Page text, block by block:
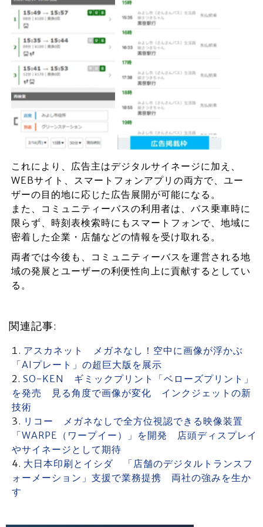
これにより、広告主はデジタルサイネージに加え、
WEBサイト、スマートフォンアプリの両方で、ユー
ザーの目的地に応じた広告展開が可能になる。
また、コミュニティーバスの利用者は、バス乗車時に
限らず、時刻表検索時にもスマートフォンで、地域に
密着した企業・店舗などの情報を受け取れる。
両者では今後も、コミュニティーバスを運営される地
域の発展とユーザーの利便性向上に貢献するとしてい
る。
関連記事:
アスカネット メガネなし！空中に画像が浮かぶ
「AIプレート」の超巨大版を展示
SO-KEN ギミックプリント「ベローズプリント」
を発売 見る角度で画像が変化 インクジェットの新
技術
リコー メガネなしで全方位視認できる映像装置
「WARPE（ワープイー）」を開発 店頭ディスプレイ
やサイネージとして期待
大日本印刷とイシダ 「店舗のデジタルトランスフ
ォーメーション」支援で業務提携 両社の強みを生か
す